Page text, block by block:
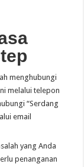
menghubungi
melalui telepon
“Serdang
email
yang Anda
penanganan